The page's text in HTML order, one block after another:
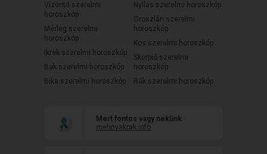
Vízöntő szerelmi
horoszkóp
Mérleg szerelmi
horoszkóp
Ikrek szerelmi horoszkóp
Bak szerelmi horoszkóp
Bika szerelmi horoszkóp
Nyilas szerelmi horoszkóp
Oroszlán szerelmi
horoszkóp
Kos szerelmi horoszkóp
Skorpió szerelmi
horoszkóp
Rák szerelmi horoszkóp
Mert fontos vagy nekünk
mehnyakrak.info